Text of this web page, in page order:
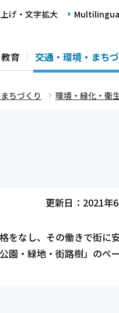
げ・文字拡大
育 交通・環境・まち
ちづくり 環境・緑化・衛
更新日：2021年
なし、その働きで街に
園・緑地・街路樹」のペ